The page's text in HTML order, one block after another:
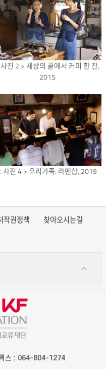
진 2 > 세상의 끝에서 커피 한 잔,
2015
사진 4 > 우리가족: 라멘샵, 2019
작권정책
찾아오시는길
스 : 064-804-1274